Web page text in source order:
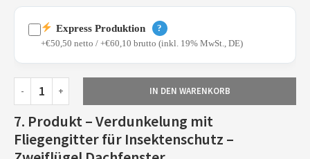
Express Produktion ?
+€50,50 netto / +€60,10 brutto (inkl. 19% MwSt., DE)
Profile bereits lackiert und als Lagerware verfügbar
Priorisierte Fertigung in unserer Filiale in Bielefeld
Schnelle Konfiguration und Express-Versand
IN DEN WARENKORB
7. Produkt – Verdunkelung mit
Fliegengitter für Insektenschutz –